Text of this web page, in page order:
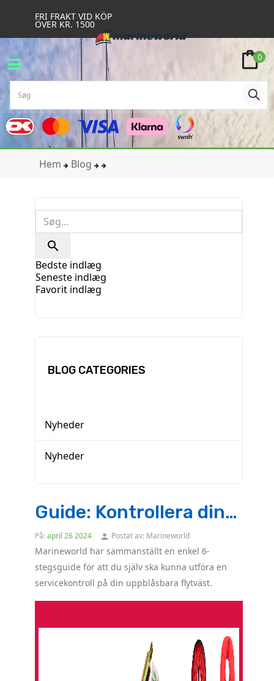
FRI FRAKT VID KÖP
ÖVER KR. 1500
0
Hem Blog

Bedste indlæg
Seneste indlæg
Favorit indlæg
BLOG CATEGORIES
Nyheder
Nyheder
Guide: Kontrollera din
uppblåsbara flytväst
På:april 262024 person Postat av: Marineworld
Marineworld har sammanställt en enkel 6-
stegsguide för att du själv ska kunna utföra en
servicekontroll på din uppblåsbara flytväst.